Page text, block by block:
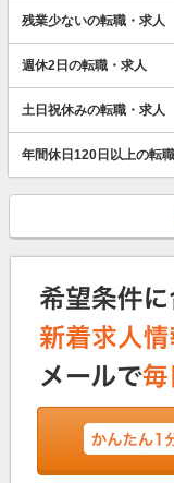
残業少ないの転職・求人
週休2日の転職・求人
土日祝休みの転職・求人
年間休日120日以上の転